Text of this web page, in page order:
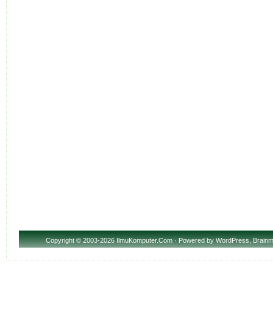
Copyright© 2003-2026 IlmuKomputer.Com · Powered byWordPress,